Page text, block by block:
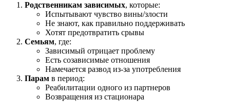
Родственникам зависимых, которые:
Испытывают чувство вины/злости
Не знают, как правильно поддерживать
Хотят предотвратить срывы
Семьям, где:
Зависимый отрицает проблему
Есть созависимые отношения
Намечается развод из-за употребления
Парам в период:
Реабилитации одного из партнеров
Возвращения из стационара